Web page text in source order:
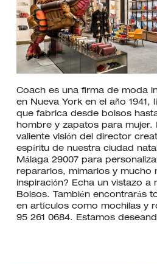
Coach es una firma de moda
en Nueva York en el año
que fabrica desde bolsos
hombre y zapatos para mujer.
valiente visión del director
espíritu de nuestra ciudad
Málaga 29007 para
repararlos, mimarlos y mucho
inspiración? Echa un vistazo a
Bolsos. También encontrarás
en artículos como mochilas y
95 261 0684. Estamos